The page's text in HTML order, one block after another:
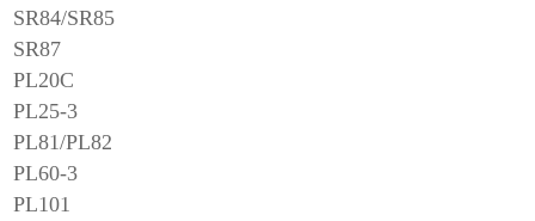
SR84/SR85
SR87
PL20C
PL25-3
PL81/PL82
PL60-3
PL101